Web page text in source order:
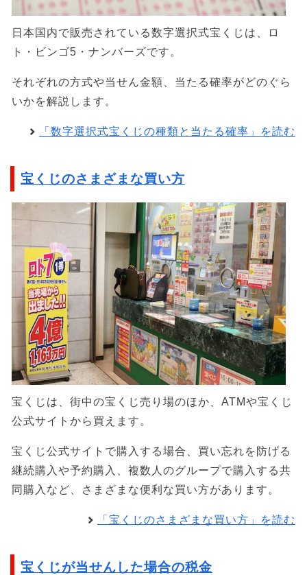
日本国内で販売されている数字選択式宝くじは、ロ
ト・ビンゴ5・ナンバーズです。
それぞれの方式や当せん金額、当たる確率がどのぐら
いかを解説します。
「数字選択式宝くじの種類と当たる確率」を読む
宝くじのさまざまな買い方
宝くじは、街中の宝くじ売り場のほか、ATMや宝くじ
公式サイトから買えます。
宝くじ公式サイトで購入する場合、買い忘れを防げる
継続購入や予約購入、複数人のグループで購入する共
同購入など、さまざまな便利な買い方があります。
「宝くじのさまざまな買い方」を読む
宝くじが当せんした場合の税金